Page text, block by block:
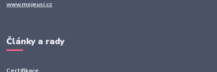
www.mojeusi.cz
Články a rady
Certifikace